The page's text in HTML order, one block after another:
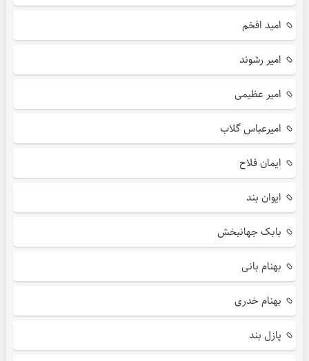
امید افخم
امیر رشوند
امیر عظیمی
امیرعباس گلاب
ایمان فلاح
ایوان بند
بابک جهانبخش
بهنام بانی
بهنام خدری
پازل بند